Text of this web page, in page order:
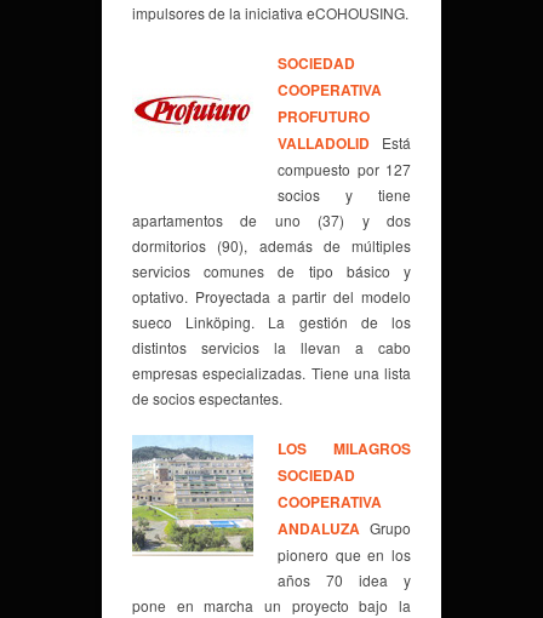
impulsores de la iniciativa eCOHOUSING.
SOCIEDAD
COOPERATIVA
PROFUTURO
VALLADOLID Está
compuesto por 127
socios y tiene
apartamentos de uno (37) y dos
dormitorios (90), además de múltiples
servicios comunes de tipo básico y
optativo. Proyectada a partir del modelo
sueco Linköping. La gestión de los
distintos servicios la llevan a cabo
empresas especializadas. Tiene una lista
de socios espectantes.
LOS MILAGROS
SOCIEDAD
COOPERATIVA
ANDALUZA Grupo
pionero que en los
años 70 idea y
pone en marcha un proyecto bajo la